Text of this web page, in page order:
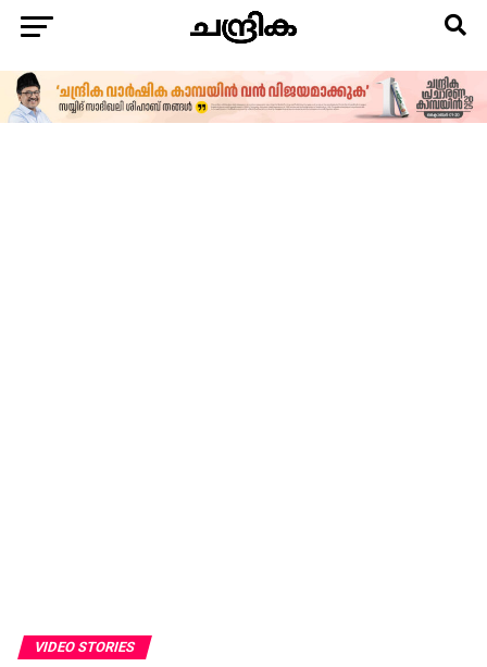
VIDEO STORIES